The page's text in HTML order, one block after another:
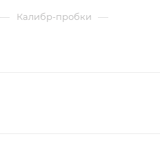
— Калибр-пробки —